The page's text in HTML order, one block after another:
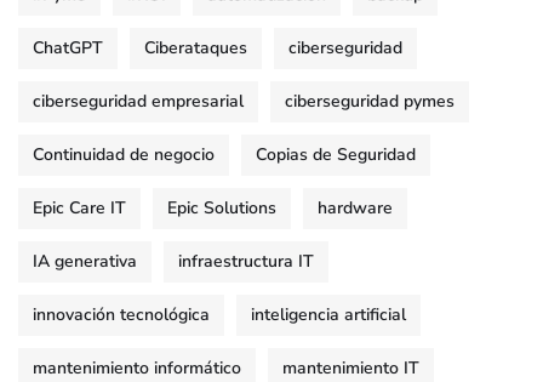
ChatGPT Ciberataques ciberseguridad
ciberseguridad empresarial ciberseguridad pymes
Continuidad de negocio Copias de Seguridad
Epic Care IT Epic Solutions hardware
IA generativa infraestructura IT
innovación tecnológica inteligencia artificial
mantenimiento informático mantenimiento IT